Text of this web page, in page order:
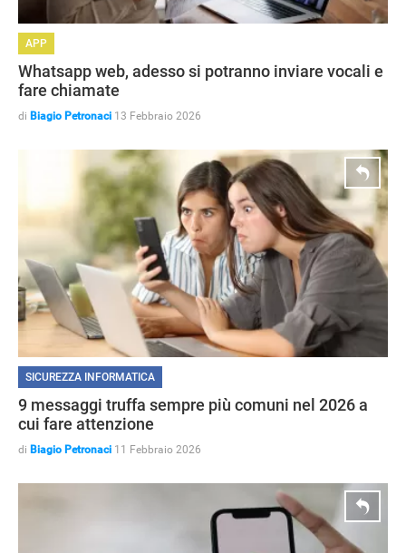
APP
Whatsapp web, adesso si potranno inviare vocali e
fare chiamate
di Biagio Petronaci 13 Febbraio 2026
SICUREZZA INFORMATICA
9 messaggi truffa sempre più comuni nel 2026 a
cui fare attenzione
di Biagio Petronaci 11 Febbraio 2026